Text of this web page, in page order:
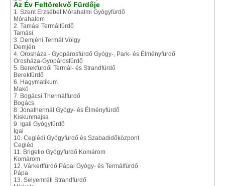
Az Év Feltörekvő Fürdője
1. Szent Erzsébet Mórahalmi Gyógyfürdő
Mórahalom
2. Tamási Termálfürdő
Tamási
3. Demjéni Termál Völgy
Demjén
4. Orosháza - Gyopárosfürdő Gyógy-, Park- és Élményfürdő
Orosháza-Gyopárosfürdő
5. Berekfürdői Termál- és Strandfürdő
Berekfürdő
6. Hagymatikum
Makó
7. Bogácsi Thermálfürdő
Bogács
8. Jonathermál Gyógy- és Élményfürdő
Kiskunmajsa
9. Igali Gyógyfürdő
Igal
10. Ceglédi Gyógyfürdő és Szabadidőközpont
Cegléd
11. Brigetio Gyógyfürdő Komárom
Komárom
12. Várkertfürdő Pápai Gyógy- és Termálfürdő
Pápa
13. Selyemréti Strandfürdő